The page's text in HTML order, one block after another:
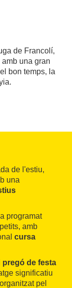
de Francolí,
una gran
bon temps, la
de l'estiu,
una
programat
amb
cursa
pregó de festa
significatiu
pel